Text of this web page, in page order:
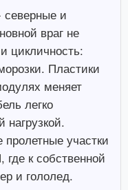
северные и
враг не
цикличность:
Пластики
меняет
легко
нагрузкой.
участки
к собственной
и гололед.